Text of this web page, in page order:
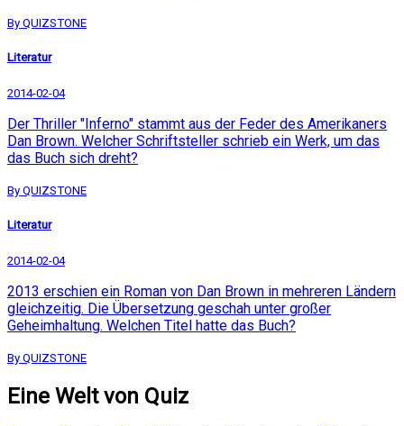
By QUIZSTONE
Literatur
2014-02-04
Der Thriller "Inferno" stammt aus der Feder des Amerikaners
Dan Brown. Welcher Schriftsteller schrieb ein Werk, um das
das Buch sich dreht?
By QUIZSTONE
Literatur
2014-02-04
2013 erschien ein Roman von Dan Brown in mehreren Ländern
gleichzeitig. Die Übersetzung geschah unter großer
Geheimhaltung. Welchen Titel hatte das Buch?
By QUIZSTONE
Eine Welt von Quiz